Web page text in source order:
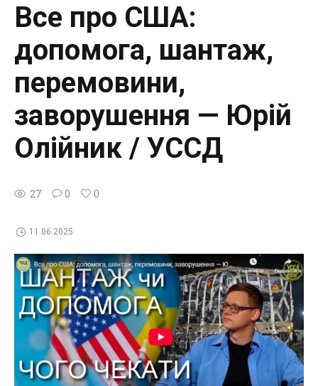
Все про США:
допомога, шантаж,
перемовини,
заворушення — Юрій
Олійник / УССД
27 0 0
11.06.2025